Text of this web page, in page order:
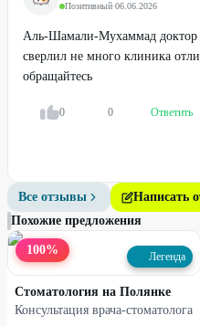
Позитивный·06.06.2026
Аль-Шамали-Мухаммад доктор
сверлил не много клиника
обращайтесь
0 0 Ответить
Все отзывы
Написать
Похожие предложения
100% Легенда
Стоматология на Полянке
Консультация врача-стоматолога